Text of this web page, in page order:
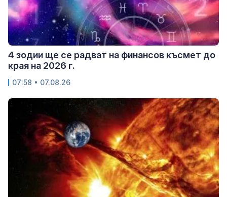
4 зодии ще се радват на финансов късмет до
края на 2026 г.
07:58 • 07.08.26